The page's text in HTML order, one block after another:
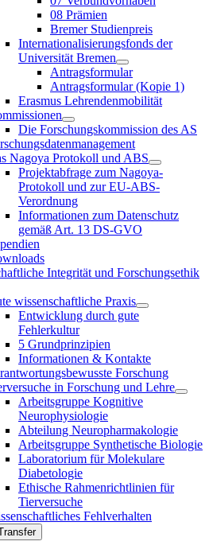
08 Prämien
Bremer Studienpreis
Internationalisierungsfonds der
Universität Bremen
Antragsformular
Antragsformular (Kopie 1)
Erasmus Lehrendenmobilität
Die Forschungskommission des AS
Nagoya Protokoll und ABS
Projektabfrage zum Nagoya-
Protokoll und zur EU-ABS-
Verordnung
Informationen zum Datenschutz
gemäß Art. 13 DS-GVO
Integrität und Forschungsethik
wissenschaftliche Praxis
Entwicklung durch gute
Fehlerkultur
5 Grundprinzipien
Informationen & Kontakte
Forschung
in Forschung und Lehre
Arbeitsgruppe Kognitive
Neurophysiologie
Abteilung Neuropharmakologie
Arbeitsgruppe Synthetische Biologie
Laboratorium für Molekulare
Diabetologie
Ethische Rahmenrichtlinien für
Tierversuche
Fehlverhalten